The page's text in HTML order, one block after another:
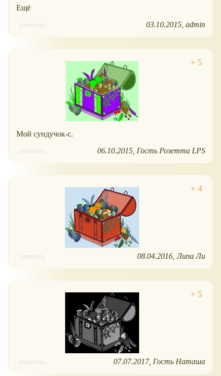
Ещё
ответить 03.10.2015 admin
Мой сундучок-с.
ответить 06.10.2015 Гость Розетта LPS
ответить 08.04.2016 Липа Ли
ответить 07.07.2017 Гость Наташа